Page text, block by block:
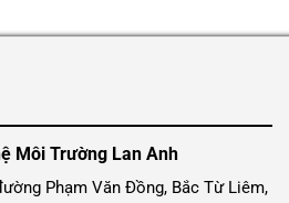
49,000₫.
Môi Trường Lan Anh
Phạm Văn Đồng, Bắc Từ Liêm,